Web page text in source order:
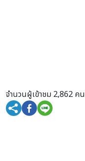
จำนวนผู้เข้าชม 2,862 คน